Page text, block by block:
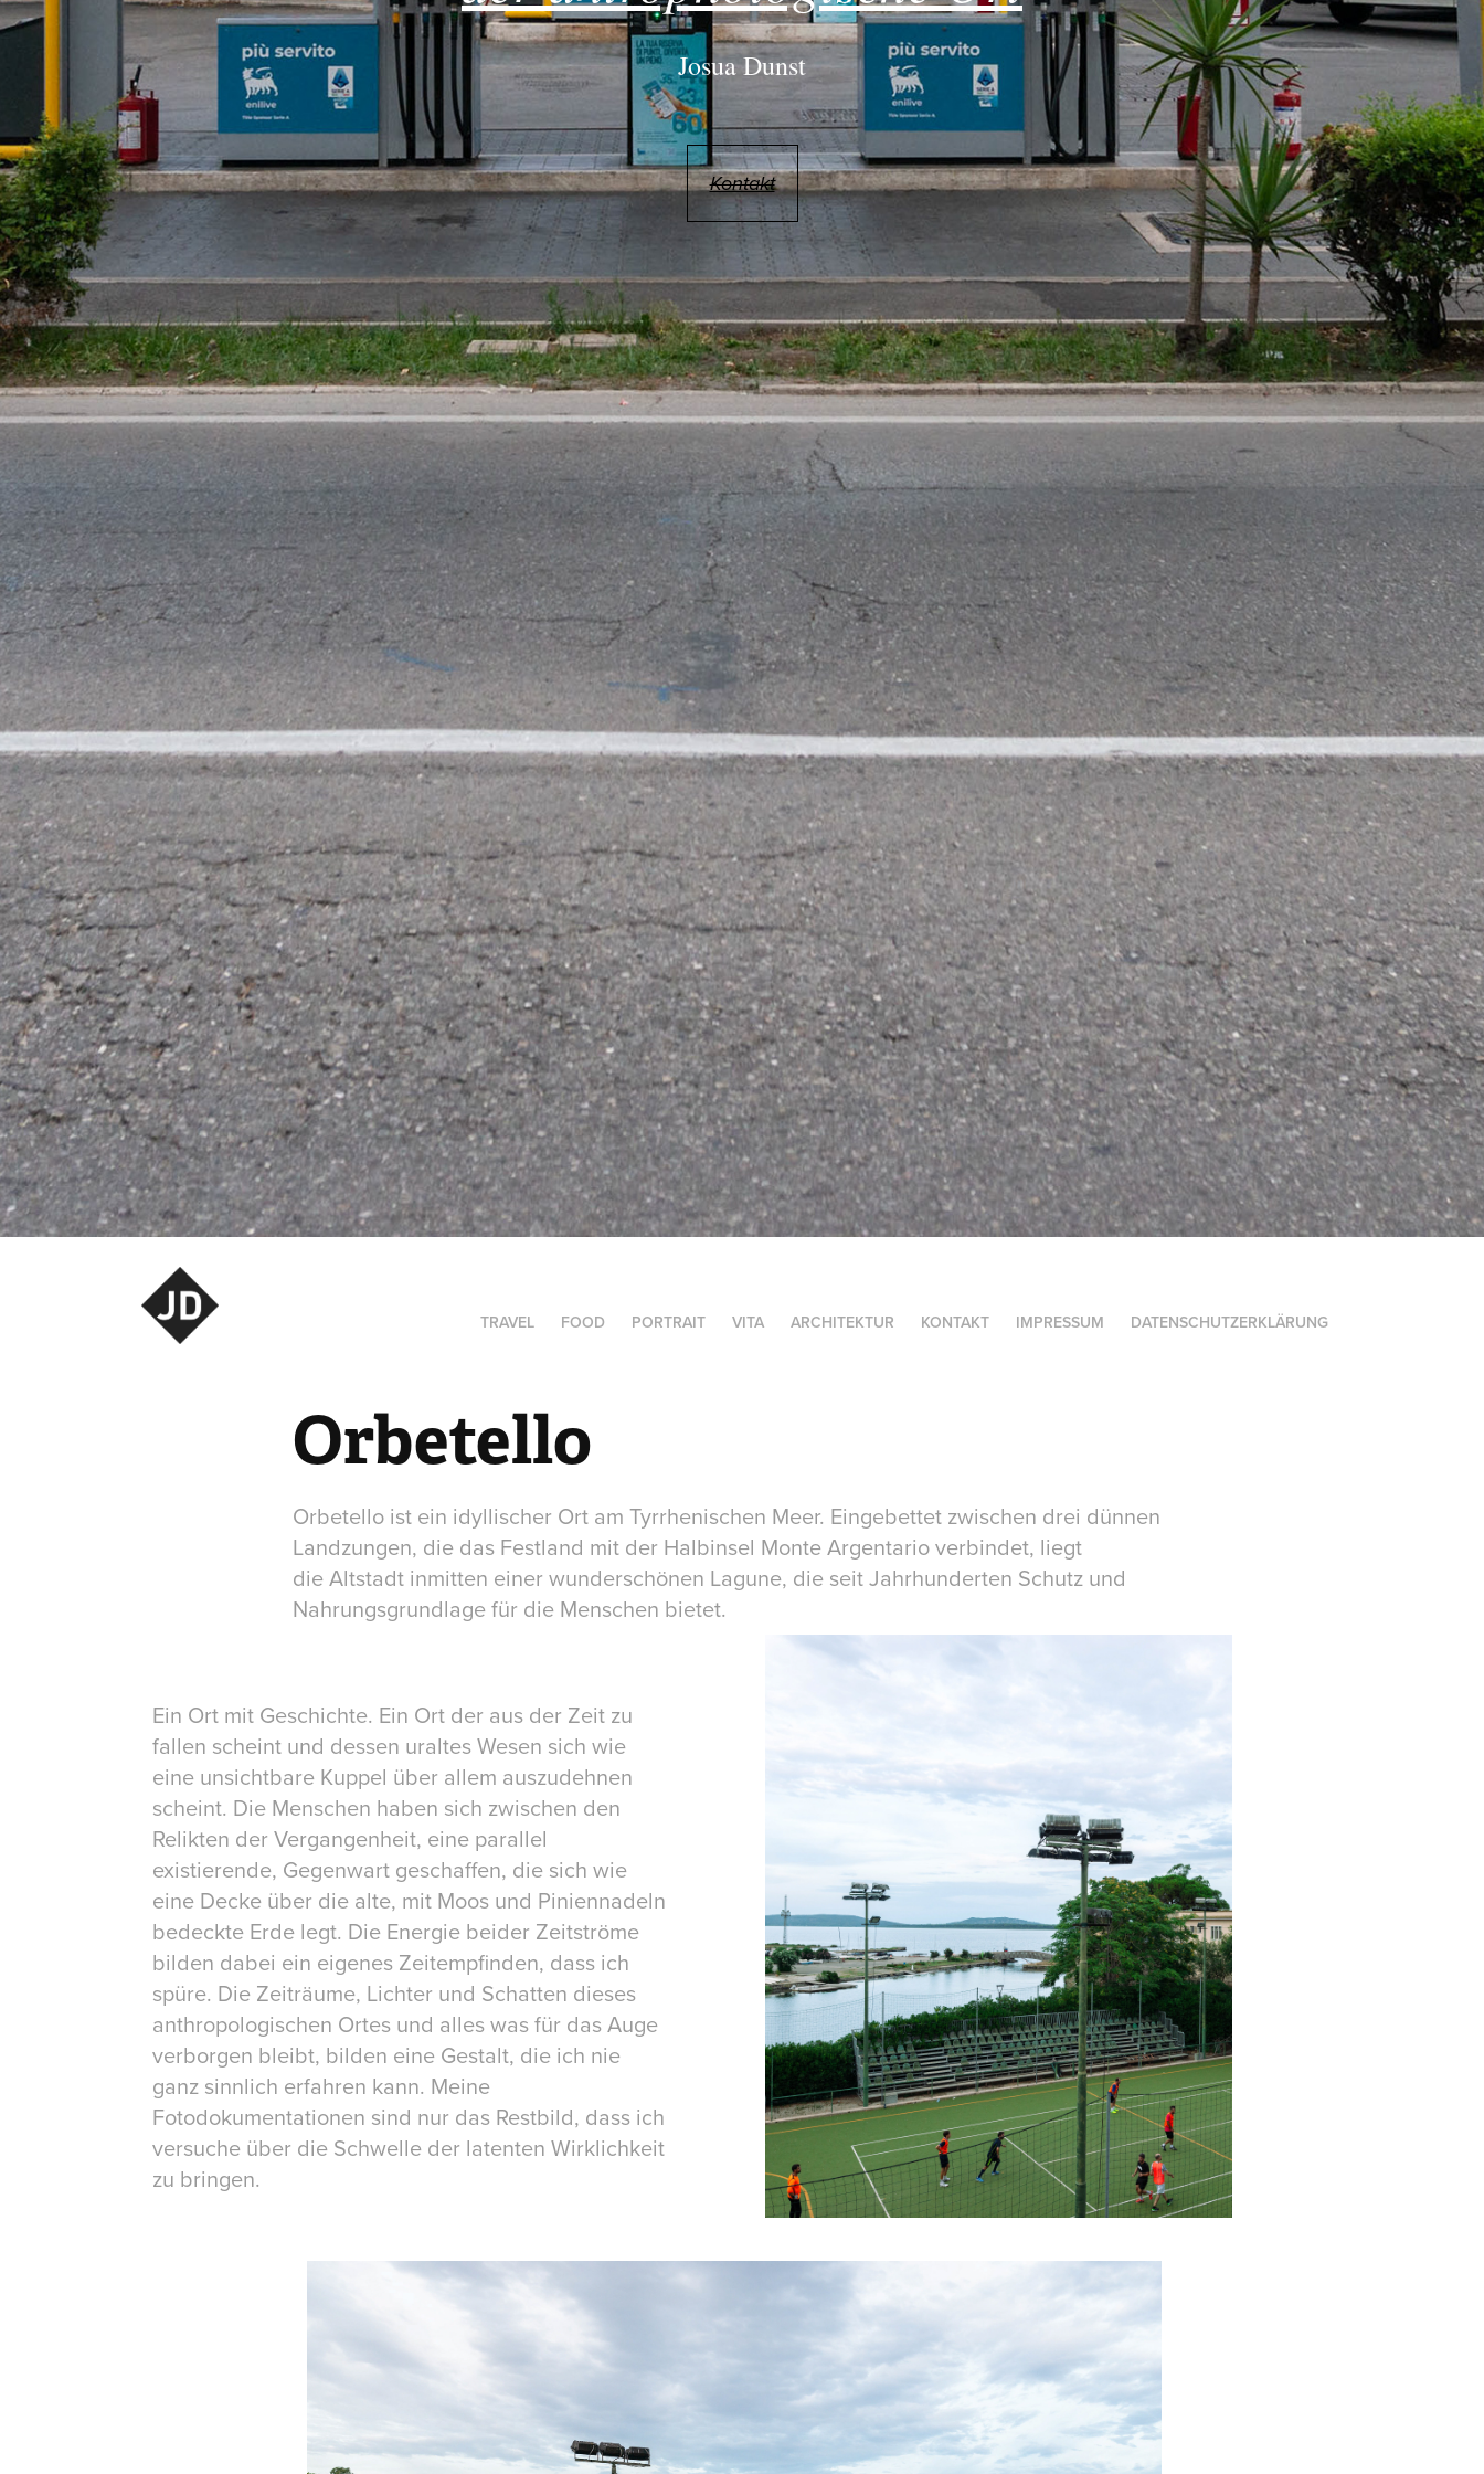
Josua Dunst
Kontakt
TRAVEL FOOD PORTRAIT VITA ARCHITEKTUR KONTAKT IMPRESSUM DATENSCHUTZERKLÄRUNG
Orbetello
Orbetello ist ein idyllischer Ort am Tyrrhenischen Meer. Eingebettet zwischen drei dünnen
Landzungen, die das Festland mit der Halbinsel Monte Argentario verbindet, liegt
die Altstadt inmitten einer wunderschönen Lagune, die seit Jahrhunderten Schutz und
Nahrungsgrundlage für die Menschen bietet.
Ein Ort mit Geschichte. Ein Ort der aus der Zeit zu
fallen scheint und dessen uraltes Wesen sich wie
eine unsichtbare Kuppel über allem auszudehnen
scheint. Die Menschen haben sich zwischen den
Relikten der Vergangenheit, eine parallel
existierende, Gegenwart geschaffen, die sich wie
eine Decke über die alte, mit Moos und Piniennadeln
bedeckte Erde legt. Die Energie beider Zeitströme
bilden dabei ein eigenes Zeitempfinden, dass ich
spüre. Die Zeiträume, Lichter und Schatten dieses
anthropologischen Ortes und alles was für das Auge
verborgen bleibt, bilden eine Gestalt, die ich nie
ganz sinnlich erfahren kann. Meine
Fotodokumentationen sind nur das Restbild, dass ich
versuche über die Schwelle der latenten Wirklichkeit
zu bringen.